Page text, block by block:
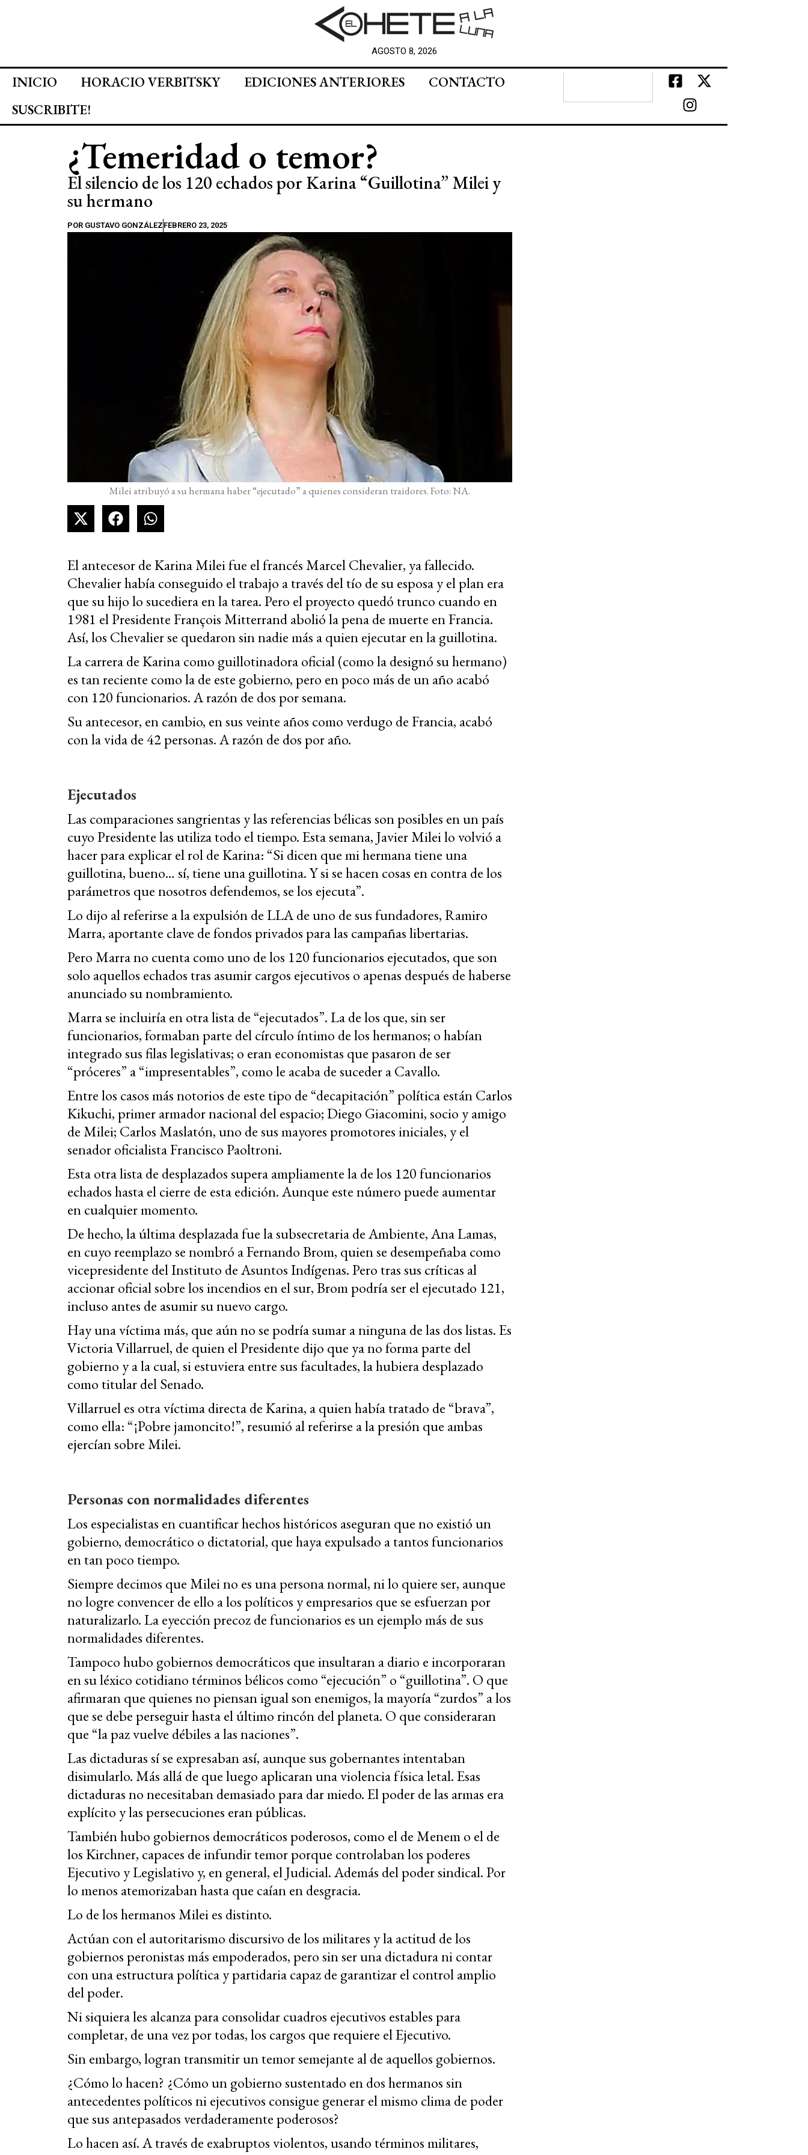
AGOSTO 8, 2026
INICIO HORACIO VERBITSKY EDICIONES ANTERIORES
CONTACTO
SUSCRIBITE!
¿Temeridad o temor?
El silencio de los 120 echados por Karina “Guillotina” Milei y
su hermano
POR GUSTAVO GONZÁLEZ FEBRERO 23, 2025
Milei atribuyó a su hermana haber “ejecutado” a quienes consideran traidores. Foto: NA.
El antecesor de Karina Milei fue el francés Marcel Chevalier, ya fallecido.
Chevalier había conseguido el trabajo a través del tío de su esposa y el plan era
que su hijo lo sucediera en la tarea. Pero el proyecto quedó trunco cuando en
1981 el Presidente François Mitterrand abolió la pena de muerte en Francia.
Así, los Chevalier se quedaron sin nadie más a quien ejecutar en la guillotina.
La carrera de Karina como guillotinadora oficial (como la designó su hermano)
es tan reciente como la de este gobierno, pero en poco más de un año acabó
con 120 funcionarios. A razón de dos por semana.
Su antecesor, en cambio, en sus veinte años como verdugo de Francia, acabó
con la vida de 42 personas. A razón de dos por año.
Ejecutados
Las comparaciones sangrientas y las referencias bélicas son posibles en un país
cuyo Presidente las utiliza todo el tiempo. Esta semana, Javier Milei lo volvió a
hacer para explicar el rol de Karina: “Si dicen que mi hermana tiene una
guillotina, bueno… sí, tiene una guillotina. Y si se hacen cosas en contra de los
parámetros que nosotros defendemos, se los ejecuta”.
Lo dijo al referirse a la expulsión de LLA de uno de sus fundadores, Ramiro
Marra, aportante clave de fondos privados para las campañas libertarias.
Pero Marra no cuenta como uno de los 120 funcionarios ejecutados, que son
solo aquellos echados tras asumir cargos ejecutivos o apenas después de haberse
anunciado su nombramiento.
Marra se incluiría en otra lista de “ejecutados”. La de los que, sin ser
funcionarios, formaban parte del círculo íntimo de los hermanos; o habían
integrado sus filas legislativas; o eran economistas que pasaron de ser
“próceres” a “impresentables”, como le acaba de suceder a Cavallo.
Entre los casos más notorios de este tipo de “decapitación” política están Carlos
Kikuchi, primer armador nacional del espacio; Diego Giacomini, socio y amigo
de Milei; Carlos Maslatón, uno de sus mayores promotores iniciales, y el
senador oficialista Francisco Paoltroni.
Esta otra lista de desplazados supera ampliamente la de los 120 funcionarios
echados hasta el cierre de esta edición. Aunque este número puede aumentar
en cualquier momento.
De hecho, la última desplazada fue la subsecretaria de Ambiente, Ana Lamas,
en cuyo reemplazo se nombró a Fernando Brom, quien se desempeñaba como
vicepresidente del Instituto de Asuntos Indígenas. Pero tras sus críticas al
accionar oficial sobre los incendios en el sur, Brom podría ser el ejecutado 121,
incluso antes de asumir su nuevo cargo.
Hay una víctima más, que aún no se podría sumar a ninguna de las dos listas. Es
Victoria Villarruel, de quien el Presidente dijo que ya no forma parte del
gobierno y a la cual, si estuviera entre sus facultades, la hubiera desplazado
como titular del Senado.
Villarruel es otra víctima directa de Karina, a quien había tratado de “brava”,
como ella: “¡Pobre jamoncito!”, resumió al referirse a la presión que ambas
ejercían sobre Milei.
Personas con normalidades diferentes
Los especialistas en cuantificar hechos históricos aseguran que no existió un
gobierno, democrático o dictatorial, que haya expulsado a tantos funcionarios
en tan poco tiempo.
Siempre decimos que Milei no es una persona normal, ni lo quiere ser, aunque
no logre convencer de ello a los políticos y empresarios que se esfuerzan por
naturalizarlo. La eyección precoz de funcionarios es un ejemplo más de sus
normalidades diferentes.
Tampoco hubo gobiernos democráticos que insultaran a diario e incorporaran
en su léxico cotidiano términos bélicos como “ejecución” o “guillotina”. O que
afirmaran que quienes no piensan igual son enemigos, la mayoría “zurdos” a los
que se debe perseguir hasta el último rincón del planeta. O que consideraran
que “la paz vuelve débiles a las naciones”.
Las dictaduras sí se expresaban así, aunque sus gobernantes intentaban
disimularlo. Más allá de que luego aplicaran una violencia física letal. Esas
dictaduras no necesitaban demasiado para dar miedo. El poder de las armas era
explícito y las persecuciones eran públicas.
También hubo gobiernos democráticos poderosos, como el de Menem o el de
los Kirchner, capaces de infundir temor porque controlaban los poderes
Ejecutivo y Legislativo y, en general, el Judicial. Además del poder sindical. Por
lo menos atemorizaban hasta que caían en desgracia.
Lo de los hermanos Milei es distinto.
Actúan con el autoritarismo discursivo de los militares y la actitud de los
gobiernos peronistas más empoderados, pero sin ser una dictadura ni contar
con una estructura política y partidaria capaz de garantizar el control amplio
del poder.
Ni siquiera les alcanza para consolidar cuadros ejecutivos estables para
completar, de una vez por todas, los cargos que requiere el Ejecutivo.
Sin embargo, logran transmitir un temor semejante al de aquellos gobiernos.
¿Cómo lo hacen? ¿Cómo un gobierno sustentado en dos hermanos sin
antecedentes políticos ni ejecutivos consigue generar el mismo clima de poder
que sus antepasados verdaderamente poderosos?
Lo hacen así. A través de exabruptos violentos, usando términos militares,